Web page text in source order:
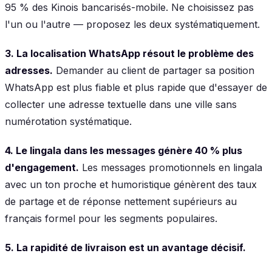
95 % des Kinois bancarisés-mobile. Ne choisissez pas
l'un ou l'autre — proposez les deux systématiquement.
3. La localisation WhatsApp résout le problème des
adresses. Demander au client de partager sa position
WhatsApp est plus fiable et plus rapide que d'essayer de
collecter une adresse textuelle dans une ville sans
numérotation systématique.
4. Le lingala dans les messages génère 40 % plus
d'engagement. Les messages promotionnels en lingala
avec un ton proche et humoristique génèrent des taux
de partage et de réponse nettement supérieurs au
français formel pour les segments populaires.
5. La rapidité de livraison est un avantage décisif.